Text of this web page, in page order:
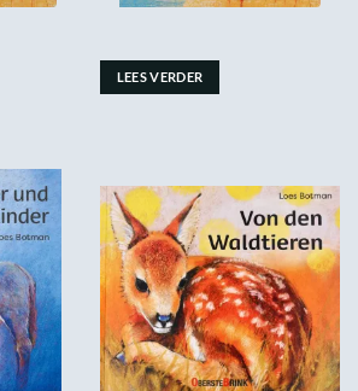
LEES VERDER